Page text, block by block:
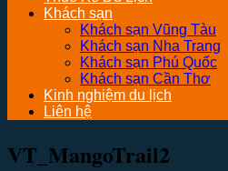
Khách sạn
Khách sạn Vũng Tàu
Khách sạn Nha Trang
Khách sạn Phú Quốc
Khách sạn Cần Thơ
Kinh nghiệm du lịch
Liên hệ
VT_MangoTrail2